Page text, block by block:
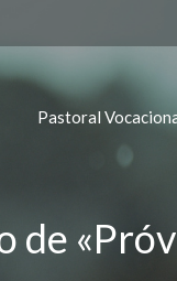
Pastoral